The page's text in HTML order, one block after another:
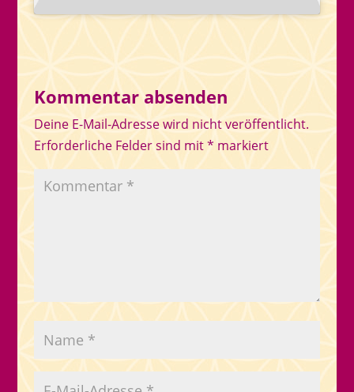
Kommentar absenden
Deine E-Mail-Adresse wird nicht veröffentlicht.
Erforderliche Felder sind mit* markiert